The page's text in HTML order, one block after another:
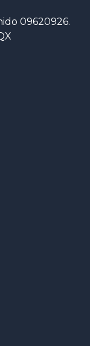
09620926.